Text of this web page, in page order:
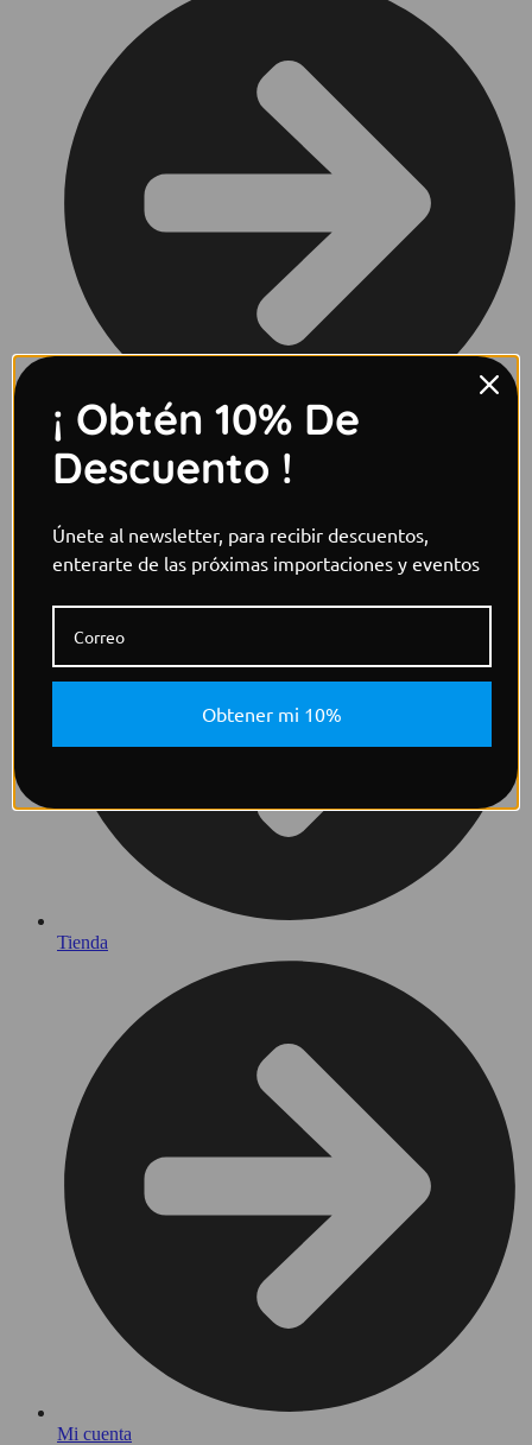
Contacto
Tienda
Mi cuenta
¡ Obtén 10% De
Descuento !
Únete al newsletter, para recibir descuentos,
enterarte de las próximas importaciones y eventos
Obtener mi 10%